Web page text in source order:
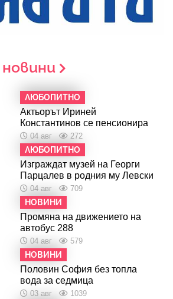
ЛЮБОПИТНО
Актьорът Ириней
Константинов се пенсионира
04 авг 272
ЛЮБОПИТНО
Изграждат музей на Георги
Парцалев в родния му Левски
04 авг 709
НОВИНИ
Промяна на движението на
автобус 288
04 авг 579
НОВИНИ
Половин София без топла
вода за седмица
03 авг 1039